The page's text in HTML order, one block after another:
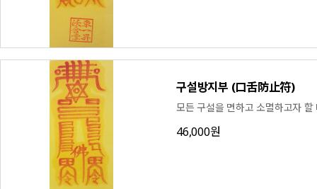
구설방지부 (口舌防止符)
모든 구설을 면하고 소멸하고자 할
46,000원